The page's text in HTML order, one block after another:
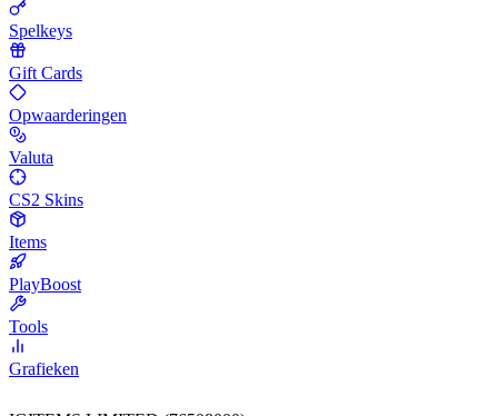
Spelkeys
Gift Cards
Opwaarderingen
Valuta
CS2 Skins
Items
PlayBoost
Tools
Grafieken